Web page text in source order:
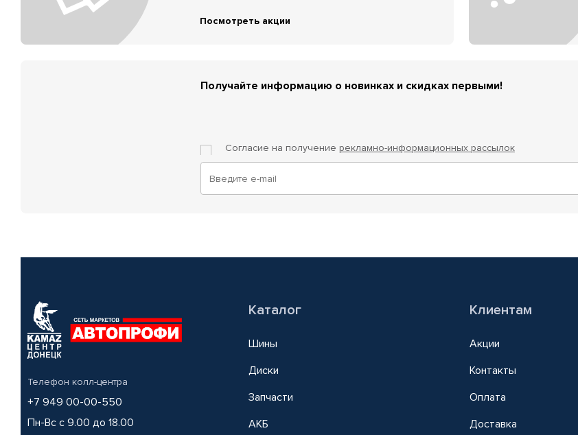
Посмотреть акции
Получайте информацию о новинках и скидках первыми!
Согласие на получение рекламно-информационных рассылок
Телефон колл-центра
+7 949 00-00-550
Пн-Вс с 9.00 до 18.00
Каталог
Шины
Диски
Запчасти
АКБ
Клиентам
Акции
Контакты
Оплата
Доставка